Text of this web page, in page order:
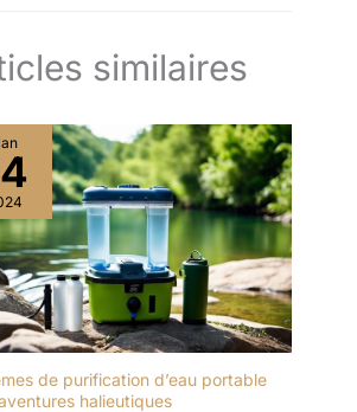
similaires
de purification d’eau portable
halieutiques